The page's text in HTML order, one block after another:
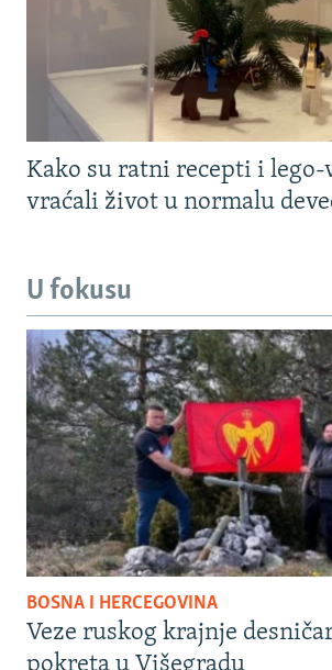
Kako su ratni recepti i
vraćali život u normalu
U fokusu
BOSNA I HERCEGOVINA
Veze ruskog krajnje
pokreta u Višegradu